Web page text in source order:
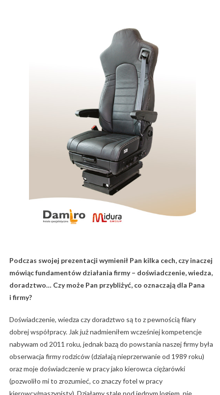
Podczas swojej prezentacji wymienił Pan kilka cech, czy inaczej
mówiąc fundamentów działania firmy – doświadczenie, wiedza,
doradztwo… Czy może Pan przybliżyć, co oznaczają dla Pana
i firmy?
Doświadczenie, wiedza czy doradztwo są to z pewnością filary
dobrej współpracy. Jak już nadmieniłem wcześniej kompetencje
nabywam od 2011 roku, jednak bazą do powstania naszej firmy była
obserwacja firmy rodziców (działają nieprzerwanie od 1989 roku)
oraz moje doświadczenie w pracy jako kierowca ciężarówki
(pozwoliło mi to zrozumieć, co znaczy fotel w pracy